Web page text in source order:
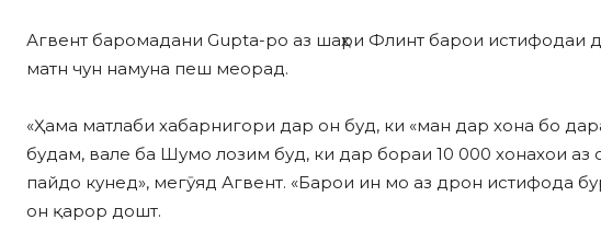
Агвент баромадани Gupta-ро аз шаҳри Флинт барои истифодаи
матн чун намуна пеш меорад.
«Ҳама матлаби хабарнигори дар он буд, ки «ман дар хона бо
будам, вале ба Шумо лозим буд, ки дар бораи 10 000 хонахои
пайдо кунед», мегӯяд Агвент. «Барои ин мо аз дрон истифода
он қарор дошт.